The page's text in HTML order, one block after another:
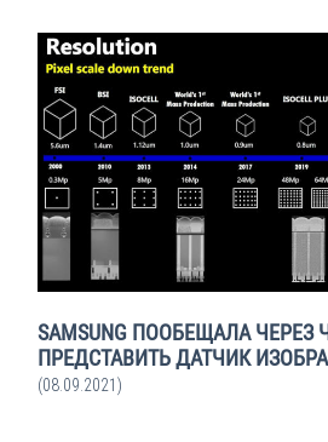
SAMSUNG ПООБЕЩАЛА ЧЕРЕЗ
ПРЕДСТАВИТЬ ДАТЧИК
(08.09.2021)